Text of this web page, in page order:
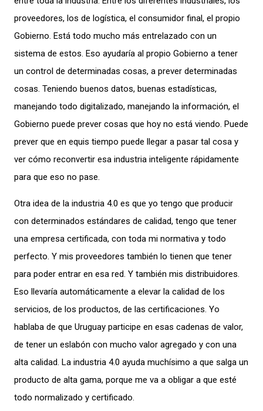
proveedores, los de logística, el consumidor final, el propio
Gobierno. Está todo mucho más entrelazado con un
sistema de estos. Eso ayudaría al propio Gobierno a tener
un control de determinadas cosas, a prever determinadas
cosas. Teniendo buenos datos, buenas estadísticas,
manejando todo digitalizado, manejando la información, el
Gobierno puede prever cosas que hoy no está viendo. Puede
prever que en equis tiempo puede llegar a pasar tal cosa y
ver cómo reconvertir esa industria inteligente rápidamente
para que eso no pase.
Otra idea de la industria 4.0 es que yo tengo que producir
con determinados estándares de calidad, tengo que tener
una empresa certificada, con toda mi normativa y todo
perfecto. Y mis proveedores también lo tienen que tener
para poder entrar en esa red. Y también mis distribuidores.
Eso llevaría automáticamente a elevar la calidad de los
servicios, de los productos, de las certificaciones. Yo
hablaba de que Uruguay participe en esas cadenas de valor,
de tener un eslabón con mucho valor agregado y con una
alta calidad. La industria 4.0 ayuda muchísimo a que salga un
producto de alta gama, porque me va a obligar a que esté
todo normalizado y certificado.